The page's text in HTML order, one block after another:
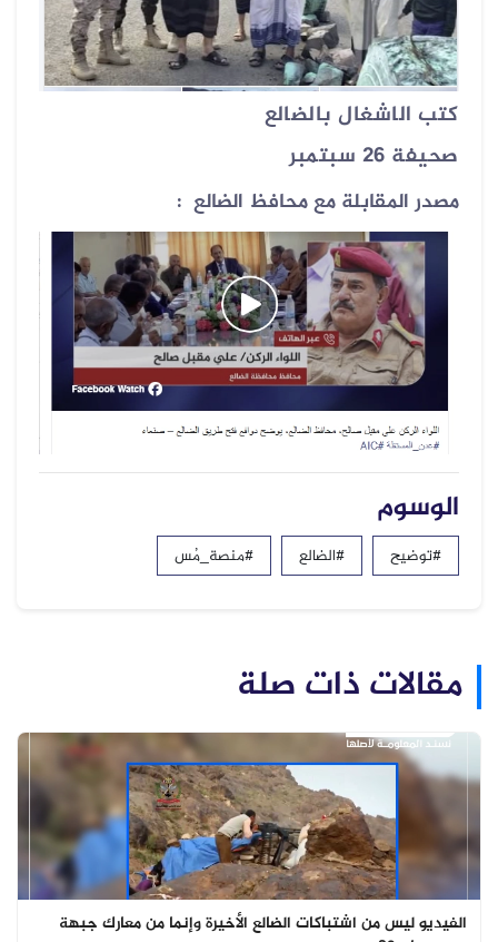
كتب الاشغال بالضالع
صحيفة 26 سبتمبر
مصدر المقابلة مع محافظ الضالع :
الوسوم
#توضيح #الضالع #منصة_مُس
مقالات ذات صلة
الفيديو ليس من اشتباكات الضالع الأخيرة وإنما من معارك جبهة